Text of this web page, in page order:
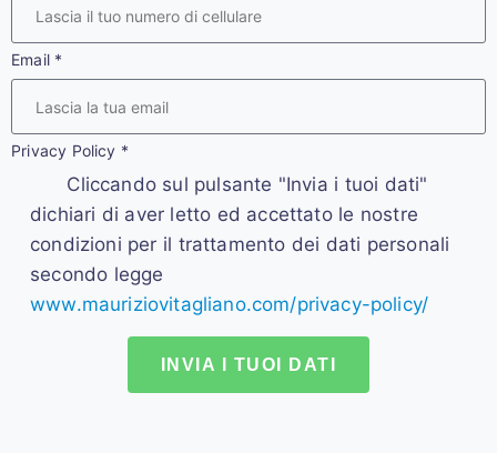
Email *
Privacy Policy *
Cliccando sul pulsante "Invia i tuoi dati"
dichiari di aver letto ed accettato le nostre
condizioni per il trattamento dei dati personali
secondo legge
www.mauriziovitagliano.com/privacy-policy/